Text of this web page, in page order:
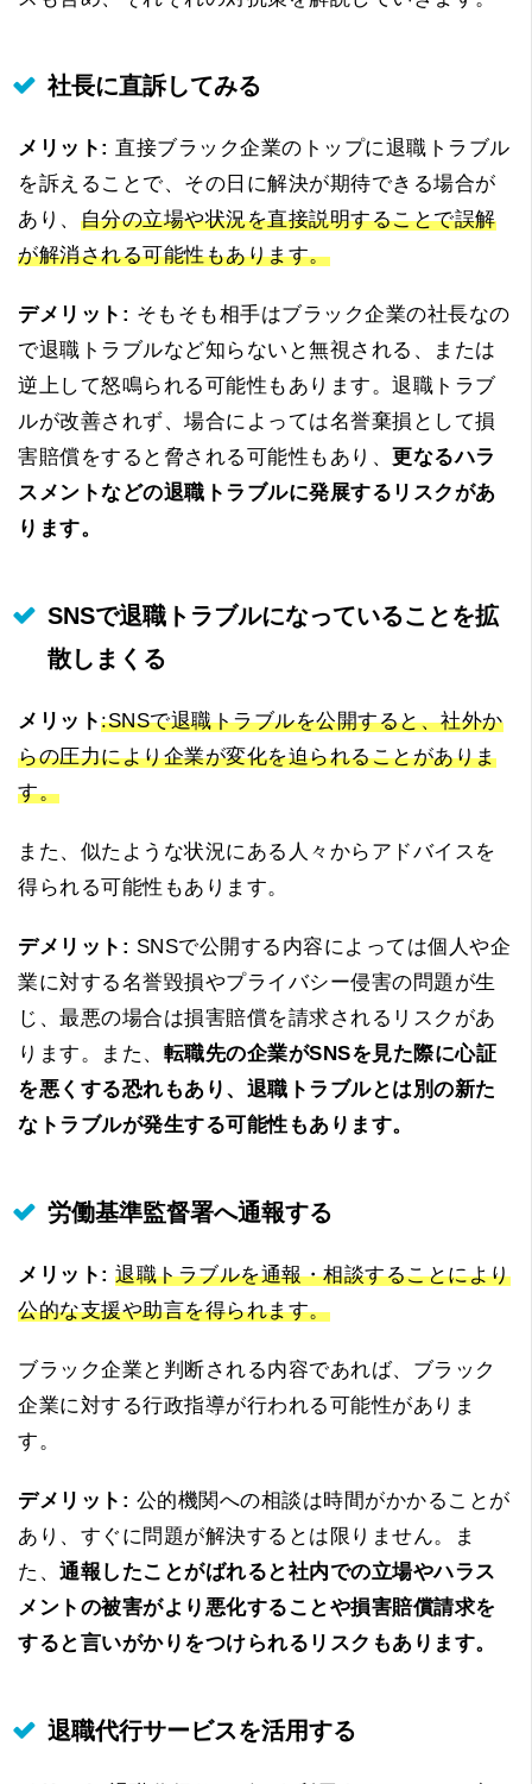
社長に直訴してみる
メリット: 直接ブラック企業のトップに退職トラブル
を訴えることで、その日に解決が期待できる場合が
あり、 自分の立場や状況を直接説明することで誤解
が解消される可能性もあります。
デメリット: そもそも相手はブラック企業の社長なの
で退職トラブルなど知らないと無視される、または
逆上して怒鳴られる可能性もあります。退職トラブ
ルが改善されず、場合によっては名誉棄損として損
害賠償をすると脅される可能性もあり、
更なるハラ
スメントなどの退職トラブルに発展するリスクがあ
ります。
SNSで退職トラブルになっていることを拡
散しまくる
メリット:SNSで退職トラブルを公開すると、社外か
らの圧力により企業が変化を迫られることがありま
す。
また、似たような状況にある人々からアドバイスを
得られる可能性もあります。
デメリット: SNSで公開する内容によっては個人や企
業に対する名誉毀損やプライバシー侵害の問題が生
じ、最悪の場合は損害賠償を請求されるリスクがあ
ります。また、 転職先の企業がSNSを見た際に心証
を悪くする恐れもあり、退職トラブルとは別の新た
なトラブルが発生する可能性もあります。
労働基準監督署へ通報する
メリット: 退職トラブルを通報・相談することにより
公的な支援や助言を得られます。
ブラック企業と判断される内容であれば、ブラック
企業に対する行政指導が行われる可能性がありま
す。
デメリット: 公的機関への相談は時間がかかることが
あり、すぐに問題が解決するとは限りません。ま
た、 通報したことがばれると社内での立場やハラス
メントの被害がより悪化することや損害賠償請求を
すると言いがかりをつけられるリスクもあります。
退職代行サービスを活用する